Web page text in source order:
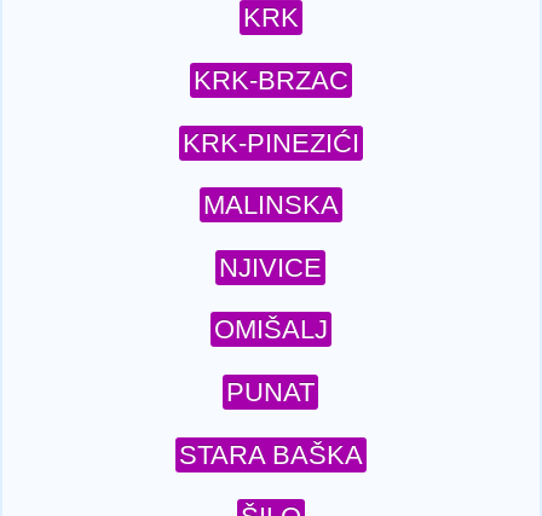
KRK
KRK-BRZAC
KRK-PINEZIĆI
MALINSKA
NJIVICE
OMIŠALJ
PUNAT
STARA BAŠKA